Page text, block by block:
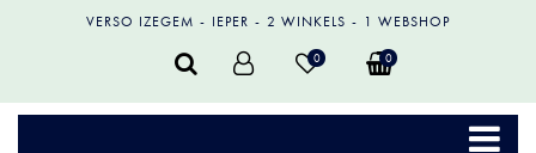
VERSO IZEGEM IEPER 2 WINKELS 1 WEBSHOP
0 0